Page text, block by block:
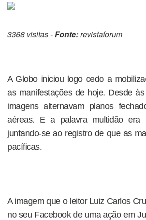
3368 visitas -Fonte:revistaforum
A Globo iniciou logo cedo a
as manifestações de hoje. Desde
imagens alternavam planos
aéreas. E a palavra multidão era
juntando-se ao registro de que as
pacíficas.
A imagem que o leitor Luiz Carlos
no seu Facebook de uma ação em